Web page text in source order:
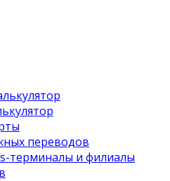
переводов
терминалы и филиалы